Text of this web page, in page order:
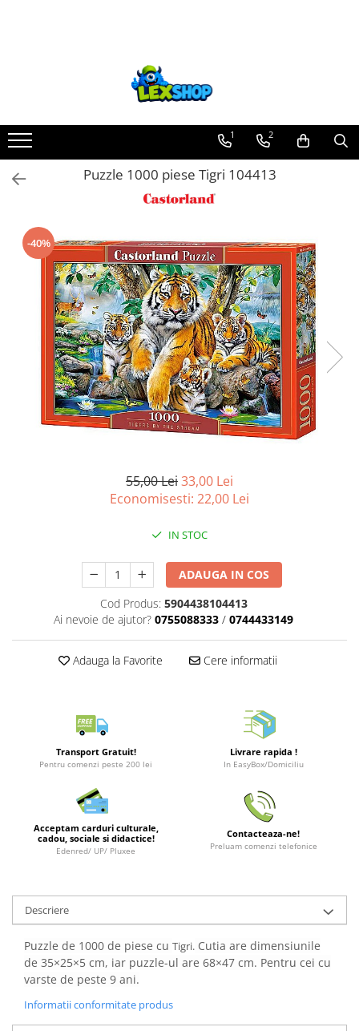
Board Games
Extensii boardgames
Card Games (jocuri cu carti)
Jocuri pentru toata familia
Party Games (jocuri de petrecere)
Jocuri pentru copii
Smart Games
Puzzle-uri logice
Jocuri cu miniaturi
Battletech
Final Girl - solo game
Miniaturi Arkham Horror
Accesorii pentru boardgames
Protectii carti (Sleeves)
Portofolii/ Clasoare pentru carti
The Army Painter
Merch Lex Hobby Store
Pop Culture
Sepci
Geek Stuff
Cani/Pahare
Brelocuri
Plusuri si papusi
Decoratiuni
1 2
Puzzle 1000 piese Tigri 104413
-40%
55,00 Lei33,00 Lei
Economisesti: 22,00 Lei
IN STOC
ADAUGA IN COS
Cod Produs: 5904438104413
Ai nevoie de ajutor? 0755088333 / 0744433149
Adauga la Favorite Cere informatii
Transport Gratuit!
Pentru comenzi peste 200 lei
Livrare rapida !
In EasyBox/Domiciliu
Acceptam carduri culturale,
cadou, sociale si didactice!
Edenred/ UP/ Pluxee
Contacteaza-ne!
Preluam comenzi telefonice
Descriere
Puzzle de 1000 de piese cu Tigri. Cutia are dimensiunile
de 35×25×5 cm, iar puzzle-ul are 68×47 cm. Pentru cei cu
varste de peste 9 ani.
Informatii conformitate produs